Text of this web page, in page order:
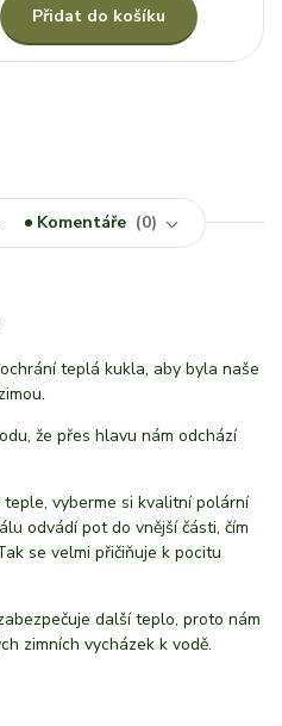
Přidat do košíku
Komentáře 0
teplá kukla, aby byla naše
že přes hlavu nám odchází
vyberme si kvalitní polární
odvádí pot do vnější části, čím
se velmi přičiňuje k pocitu
další teplo, proto nám
zimních vycházek k vodě.